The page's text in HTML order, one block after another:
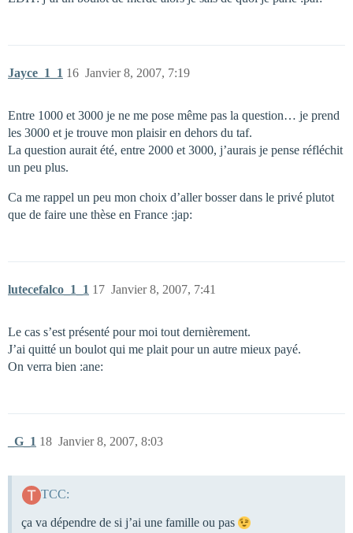
Jayce_1_1 Janvier 8, 2007, 7:19
16
Entre 1000 et 3000 je ne me pose même pas la question… je prend
les 3000 et je trouve mon plaisir en dehors du taf.
La question aurait été, entre 2000 et 3000, j’aurais je pense réfléchit
un peu plus.
Ca me rappel un peu mon choix d’aller bosser dans le privé plutot
que de faire une thèse en France :jap:
lutecefalco_1_1 Janvier 8, 2007, 7:41
17
Le cas s’est présenté pour moi tout dernièrement.
J’ai quitté un boulot qui me plait pour un autre mieux payé.
On verra bien :ane:
_G_1 Janvier 8, 2007, 8:03
18
TCC:
ça va dépendre de si j’ai une famille ou pas